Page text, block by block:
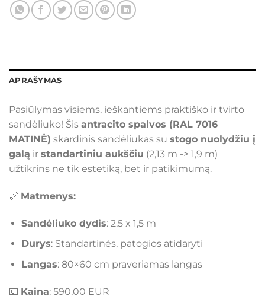
APRAŠYMAS
Pasiūlymas visiems, ieškantiems praktiško ir tvirto
sandėliuko! Šis antracito spalvos (RAL 7016
MATINĖ) skardinis sandėliukas su stogo nuolydžiu į
galą ir standartiniu aukščiu (2,13 m -> 1,9 m)
užtikrins ne tik estetiką, bet ir patikimumą.
📏 Matmenys:
Sandėliuko dydis: 2,5 x 1,5 m
Durys: Standartinės, patogios atidaryti
Langas: 80×60 cm praveriamas langas
💶 Kaina: 590,00 EUR